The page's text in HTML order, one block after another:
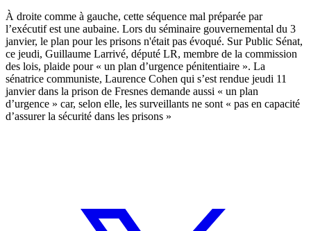
À droite comme à gauche, cette séquence mal préparée par
l’exécutif est une aubaine. Lors du séminaire gouvernemental du 3
janvier, le plan pour les prisons n'était pas évoqué. Sur Public Sénat,
ce jeudi, Guillaume Larrivé, député LR, membre de la commission
des lois, plaide pour « un plan d’urgence pénitentiaire ». La
sénatrice communiste, Laurence Cohen qui s’est rendue jeudi 11
janvier dans la prison de Fresnes demande aussi « un plan
d’urgence » car, selon elle, les surveillants ne sont « pas en capacité
d’assurer la sécurité dans les prisons »